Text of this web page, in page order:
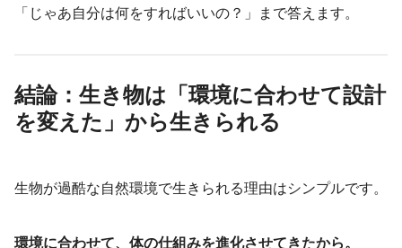
「じゃあ自分は何をすればいいの？」まで答えます。
結論：生き物は「環境に合わせて設計
を変えた」から生きられる
生物が過酷な自然環境で生きられる理由はシンプルです。
環境に合わせて、体の仕組みを進化させてきたから。